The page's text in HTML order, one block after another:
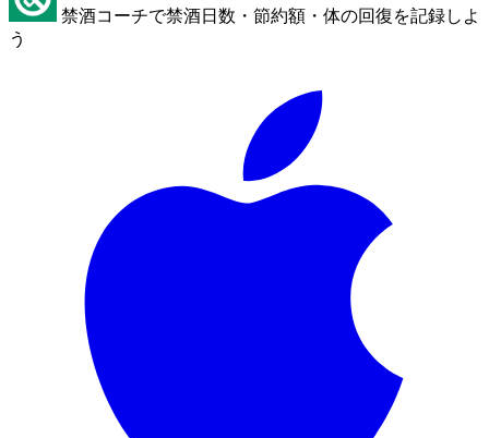
禁酒コーチで禁酒日数・節約額・体の回復を記録しよ
う